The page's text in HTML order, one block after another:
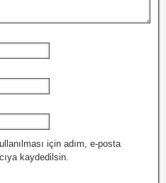
için adım, e-posta
kaydedilsin.